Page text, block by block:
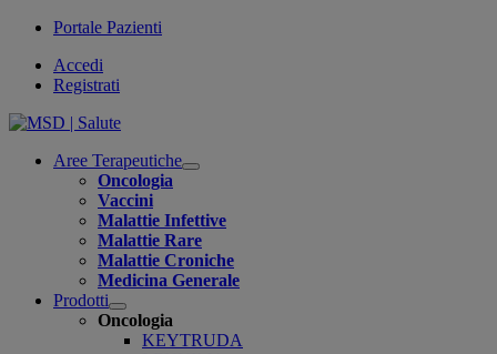
Portale Pazienti
Accedi
Registrati
Aree Terapeutiche
Open
Oncologia
Vaccini
Malattie Infettive
Malattie Rare
Malattie Croniche
Medicina Generale
Prodotti
Open
submenu
Oncologia
KEYTRUDA